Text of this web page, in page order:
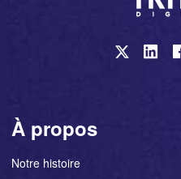
À propos
Notre histoire